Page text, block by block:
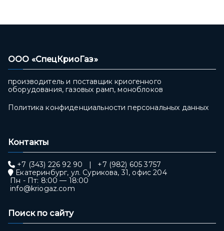
ООО «СпецКриоГаз»
производитель и поставщик криогенного
оборудования, газовых рамп, моноблоков
Политика конфиденциальности персональных данных
Контакты
+7 (343) 226 92 90
+7 (982) 605 3757
Екатеринбург, ул. Сурикова, 31, офис 204
Пн - Пт: 8:00 — 18:00
info@kriogaz.com
Поиск по сайту